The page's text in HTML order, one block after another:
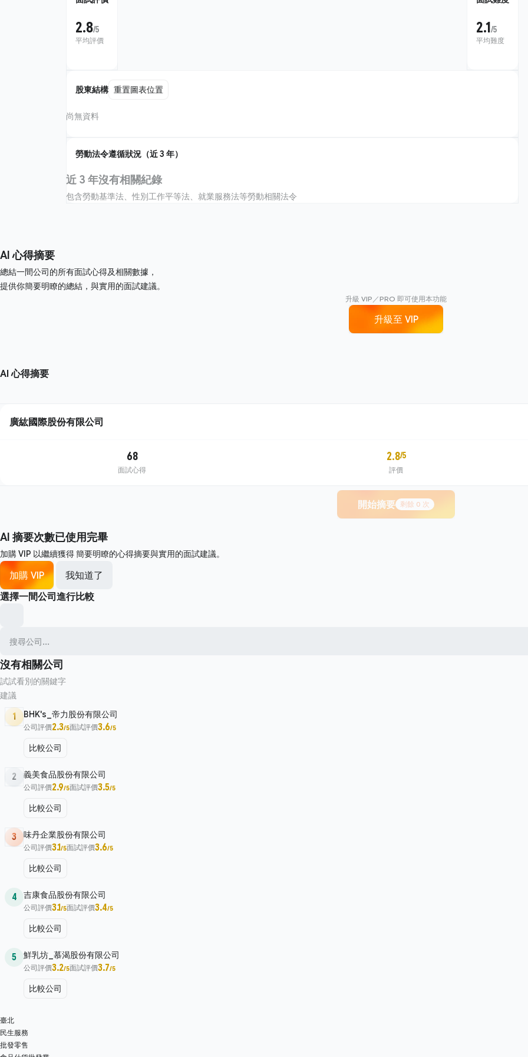
2.8/5
平均評價
2.1/5
平均難度
股東結構 重置圖表位置
尚無資料
勞動法令遵循狀況（近 3 年）
近 3 年沒有相關紀錄
包含勞動基準法、性別工作平等法、就業服務法等勞動相關法令
AI 心得摘要
總結一間公司的所有面試心得及相關數據，
提供你簡要明瞭的總結，與實用的面試建議。
升級 VIP／PRO 即可使用本功能
升級至 VIP
AI 心得摘要
廣紘國際股份有限公司
68
面試心得
2.8/5
評價
開始摘要 剩餘 0 次
AI 摘要次數已使用完畢
加購 VIP 以繼續獲得簡要明瞭的心得摘要與實用的面試建議。
加購 VIP
我知道了
選擇一間公司進行比較
沒有相關公司
試試看別的關鍵字
建議
1 BHK's_帝力股份有限公司
公司評價2.3/5面試評價3.6/5
比較公司
2 義美食品股份有限公司
公司評價2.9/5面試評價3.5/5
比較公司
3 味丹企業股份有限公司
公司評價3.1/5面試評價3.6/5
比較公司
4 吉康食品股份有限公司
公司評價3.1/5面試評價3.4/5
比較公司
5 鮮乳坊_慕渴股份有限公司
公司評價3.2/5面試評價3.7/5
比較公司
臺北
民生服務
批發零售